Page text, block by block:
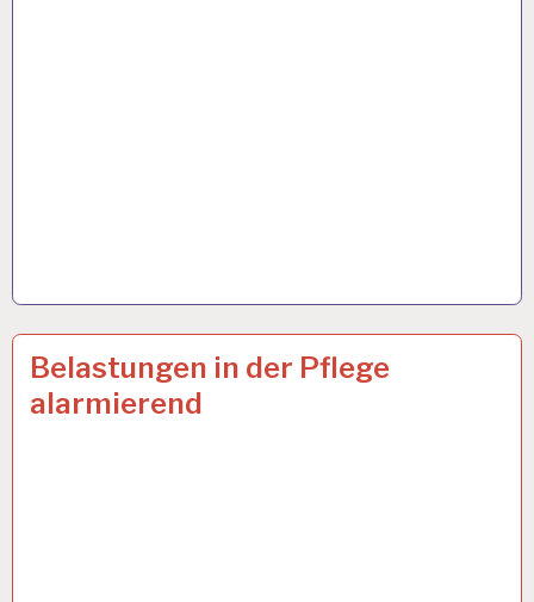
12-
STUNDEN-
ARBEITSTAG…
Belastungen in der Pflege
alarmierend
11 NOV. 2024